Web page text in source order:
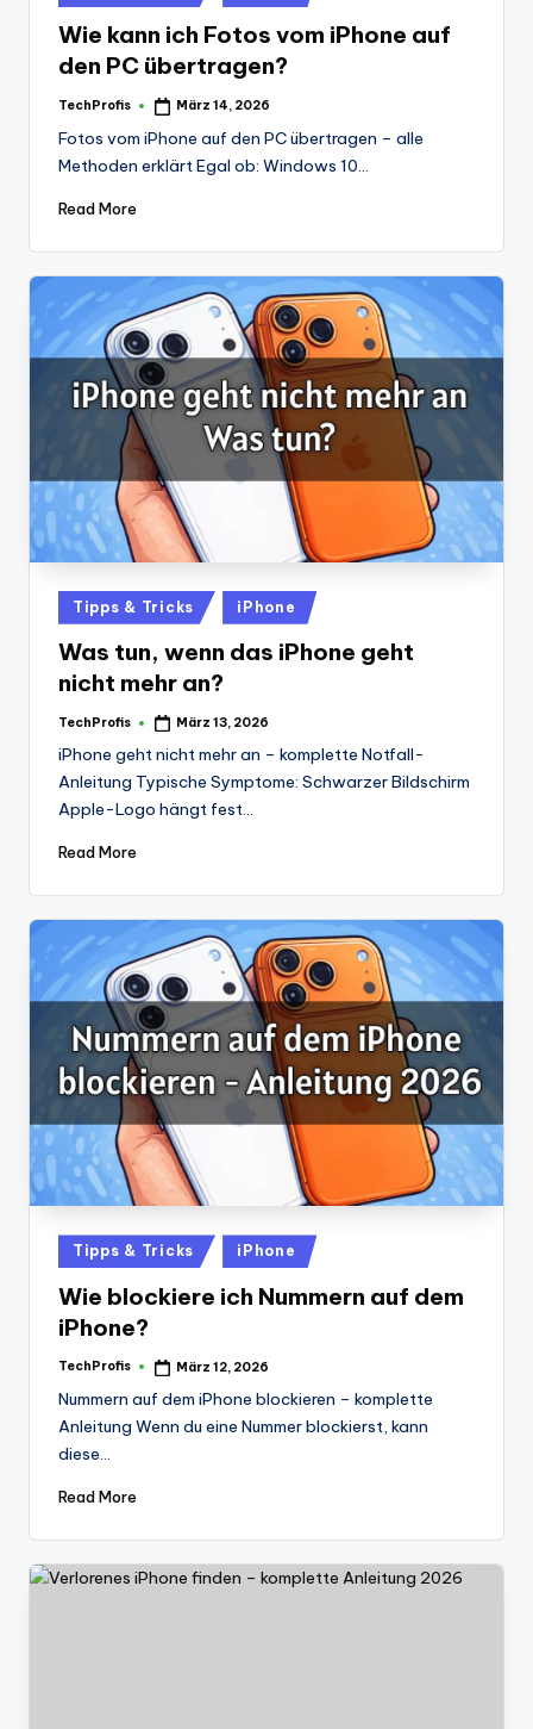
in
Wie kann ich Fotos vom iPhone auf
den PC übertragen?
Posted
TechProfis März 14, 2026
Fotos vom iPhone auf den PC übertragen – alle
Methoden erklärt Egal ob: Windows 10…
Read More
Posted
in
Tipps & Tricks iPhone
Was tun, wenn das iPhone geht
nicht mehr an?
Posted
TechProfis März 13, 2026
iPhone geht nicht mehr an – komplette Notfall-
Anleitung Typische Symptome: Schwarzer Bildschirm
Apple-Logo hängt fest…
Read More
Posted
in
Tipps & Tricks iPhone
Wie blockiere ich Nummern auf dem
iPhone?
Posted
TechProfis März 12, 2026
Nummern auf dem iPhone blockieren – komplette
Anleitung Wenn du eine Nummer blockierst, kann
diese…
Read More